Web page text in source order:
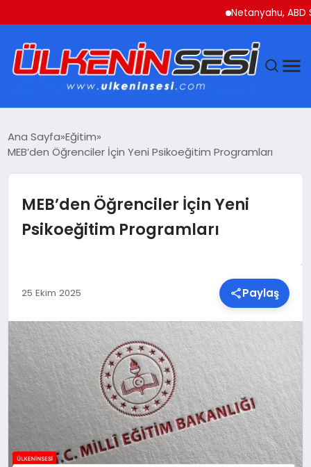
Netanyahu, ABD
EKONOMI
GÜNDEM
MAGAZIN
SPOR
TEKNOLOJI
YAŞAM
MALATYA HABERLERI
Ana Sayfa Eğitim
MEB’den Öğrenciler İçin Yeni Psikoeğitim Programları
MEB’den Öğrenciler İçin Yeni
Psikoeğitim Programları
25 Ekim 2025 Paylaş